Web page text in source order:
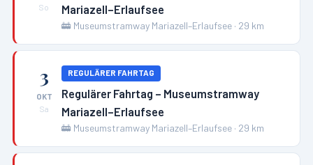
So
Mariazell–Erlaufsee
🚋 Museumstramway Mariazell–Erlaufsee · 29 km
3
OKT
Sa
REGULÄRER FAHRTAG
Regulärer Fahrtag – Museumstramway
Mariazell–Erlaufsee
🚋 Museumstramway Mariazell–Erlaufsee · 29 km